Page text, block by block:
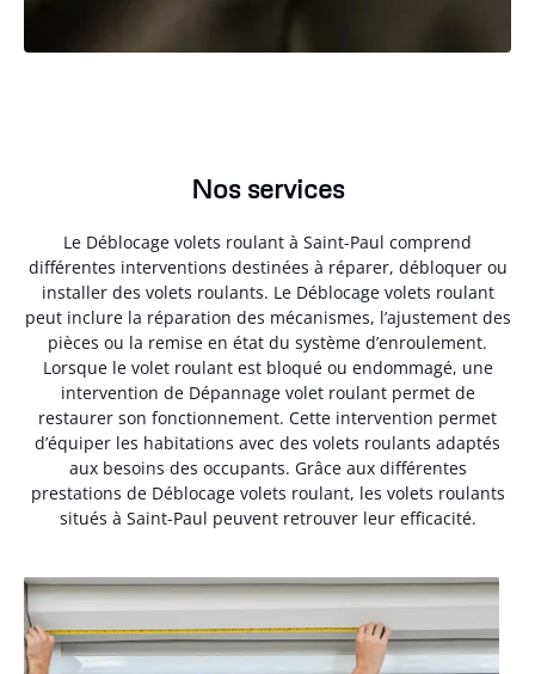
Nos services
Le Déblocage volets roulant à Saint-Paul comprend
différentes interventions destinées à réparer, débloquer ou
installer des volets roulants. Le Déblocage volets roulant
peut inclure la réparation des mécanismes, l’ajustement des
pièces ou la remise en état du système d’enroulement.
Lorsque le volet roulant est bloqué ou endommagé, une
intervention de Dépannage volet roulant permet de
restaurer son fonctionnement. Cette intervention permet
d’équiper les habitations avec des volets roulants adaptés
aux besoins des occupants. Grâce aux différentes
prestations de Déblocage volets roulant, les volets roulants
situés à Saint-Paul peuvent retrouver leur efficacité.